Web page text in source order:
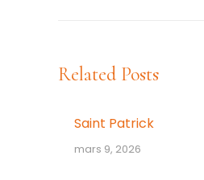
Related Posts
Saint Patrick
mars 9, 2026